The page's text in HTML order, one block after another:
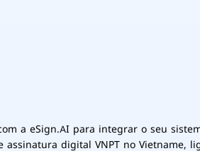
a eSign.AI para integrar o seu
assinatura digital VNPT no Vietname,